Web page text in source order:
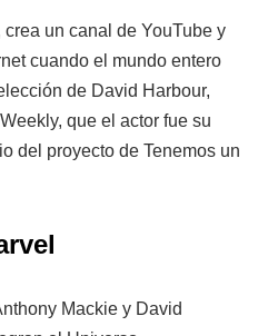
un canal de YouTube y
cuando el mundo entero
de David Harbour,
que el actor fue su
del proyecto de Tenemos un
Mackie y David